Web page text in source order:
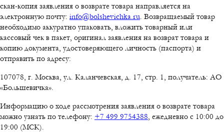
скан-копия заявления о возврате товара направляется на
электронную почту: info@bolshevichka.ru. Возвращаемый товар
необходимо аккуратно упаковать, вложить товарный или
кассовый чек в пакет, оригинал заявления на возврат товара и
копию документа, удостоверяющего личность (паспорта) и
отправить по адресу:
107078, г. Москва, ул. Каланчевская, д. 17, стр. 1, получатель: АО
«Большевичка».
Информацию о ходе рассмотрения заявления о возврате товара
можно узнать по телефону: +7 499 9754388, ежедневно с 10:00 до
19:00 (МСК).